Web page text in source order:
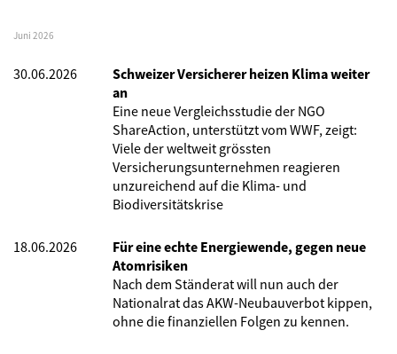
Juni 2026
30.06.2026
Schweizer Versicherer heizen Klima weiter
an
Eine neue Vergleichsstudie der NGO
ShareAction, unterstützt vom WWF, zeigt:
Viele der weltweit grössten
Versicherungsunternehmen reagieren
unzureichend auf die Klima- und
Biodiversitätskrise
18.06.2026
Für eine echte Energiewende, gegen neue
Atomrisiken
Nach dem Ständerat will nun auch der
Nationalrat das AKW-Neubauverbot kippen,
ohne die finanziellen Folgen zu kennen.